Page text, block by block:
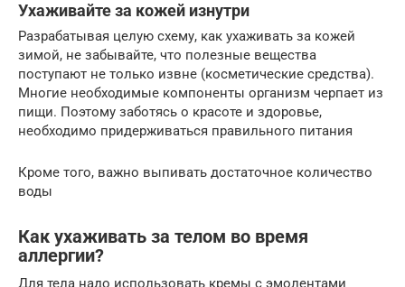
Ухаживайте за кожей изнутри
Разрабатывая целую схему, как ухаживать за кожей
зимой, не забывайте, что полезные вещества
поступают не только извне (косметические средства).
Многие необходимые компоненты организм черпает из
пищи. Поэтому заботясь о красоте и здоровье,
необходимо придерживаться правильного питания
Кроме того, важно выпивать достаточное количество
воды
Как ухаживать за телом во время
аллергии?
Для тела надо использовать кремы с эмолентами